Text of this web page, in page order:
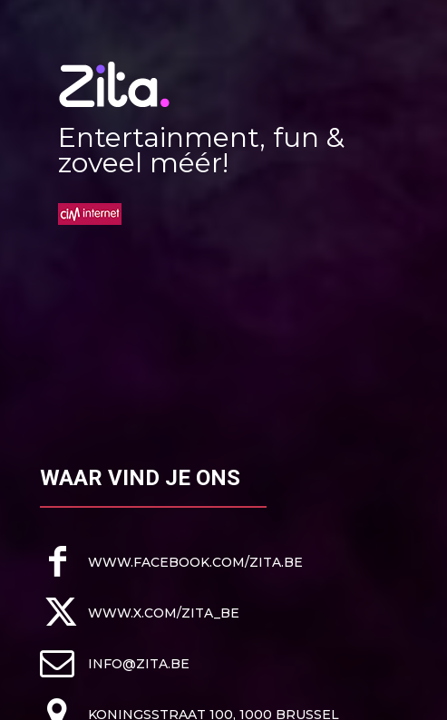
Entertainment, fun &
zoveel méér!
WAAR VIND JE ONS
WWW.FACEBOOK.COM/ZITA.BE
WWW.X.COM/ZITA_BE
INFO@ZITA.BE
KONINGSSTRAAT 100, 1000 BRUSSEL